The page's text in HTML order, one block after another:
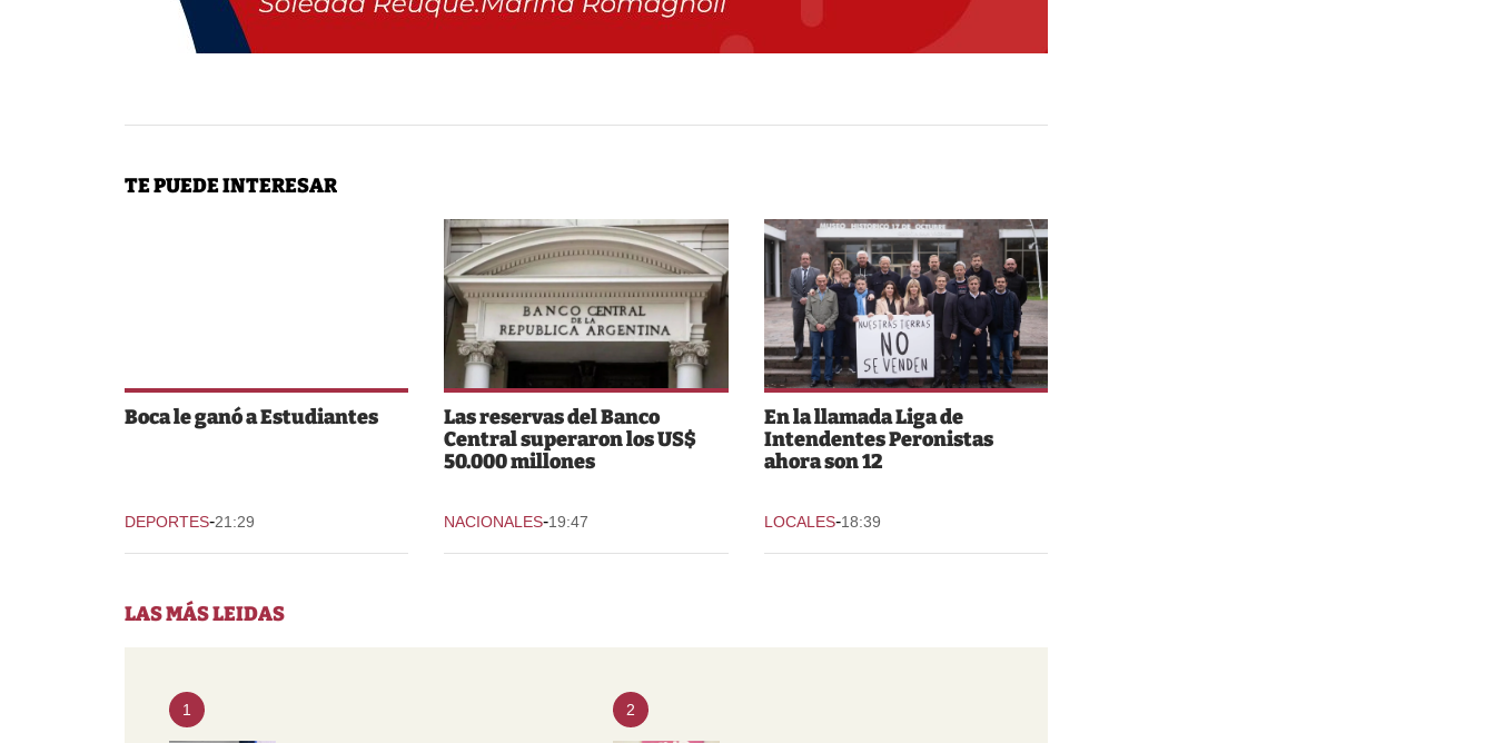
TE PUEDE INTERESAR
Boca le ganó a Estudiantes
DEPORTES-21:29
Las reservas del Banco
Central superaron los US$
50.000 millones
NACIONALES-19:47
En la llamada Liga de
Intendentes Peronistas
ahora son 12
LOCALES-18:39
LAS MÁS LEIDAS
1 2